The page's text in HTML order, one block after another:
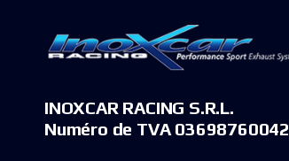
INOXCAR RACING S.R.L.
Numéro de TVA 03698760042